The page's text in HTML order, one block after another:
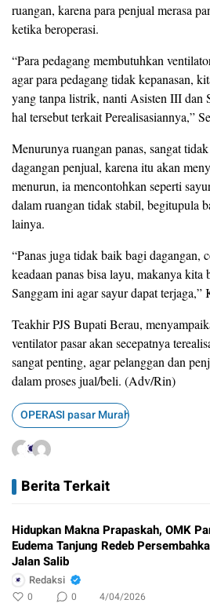
ruangan, karena para penjual merasa
ketika beroperasi.
“Para pedagang membutuhkan
agar para pedagang tidak kepanasan,
yang tanpa listrik, nanti Asisten III dan
hal tersebut terkait Perealisasiannya,”
Menurunya ruangan panas, sangat
dagangan penjual, karena itu akan
menurun, ia mencontohkan seperti
dalam ruangan tidak stabil, begitupula
lainya.
“Panas juga tidak baik bagi dagangan,
keadaan panas bisa layu, makanya kita
Sanggam ini agar sayur dapat terjaga,”
Teakhir PJS Bupati Berau,
ventilator pasar akan secepatnya
sangat penting, agar pelanggan dan
dalam proses jual/beli. (Adv/Rin)
OPERASI pasar Murah
Berita Terkait
Hidupkan Makna Prapaskah, OMK
Eudema Tanjung Redeb
Jalan Salib
Redaksi
0 0 4/04/2026